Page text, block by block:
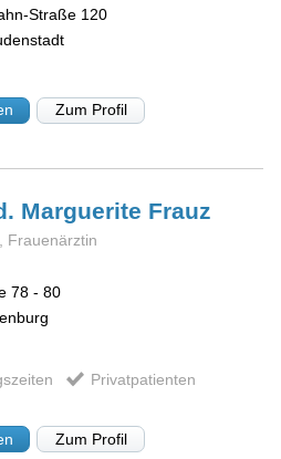
Straße 120
Zum Profil
Marguerite Frauz
Frauenärztin
78 - 80
Privatpatienten
Zum Profil